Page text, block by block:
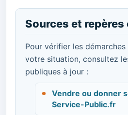
Sources et
Pour vérifier les
votre situation, consultez
publiques à jour :
Vendre ou donner
Service-Public.fr